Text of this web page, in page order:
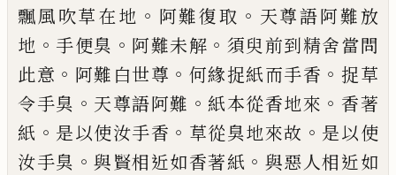
飄風吹草在地 。 阿難復取 。 天尊語阿難放
地 。 手便臭 。 阿難未解 。 須臾前到精舍當問
此意 。 阿難 白世尊 。 何緣捉紙而手香 。 捉草
令手臭 。 天尊語阿難 。 紙本從香地來 。 香著
紙 。 是以使汝手香 。 草從臭地來故 。 是以使
汝手臭 。與賢相近如香著紙 。 與惡人相近如